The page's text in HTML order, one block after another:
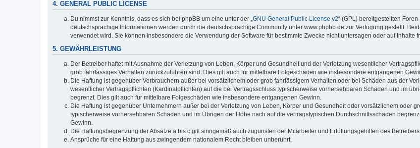
4. GENERAL PUBLIC LICENSE
Du nimmst zur Kenntnis, dass es sich bei phpBB um eine unter der „ GNU General Public License v2“ (GPL) bereitgestellten
deutschsprachige Informationen werden durch die deutschsprachige Community unter www.phpbb.de zur Verfügung gestellt.
verwendet wird. Sie können insbesondere die Verwendung der Software für bestimmte Zwecke nicht untersagen oder auf Inhalte
5. GEWÄHRLEISTUNG
Der Betreiber haftet mit Ausnahme der Verletzung von Leben, Körper und Gesundheit und der Verletzung wesentlicher
grob fahrlässiges Verhalten zurückzuführen sind. Dies gilt auch für mittelbare Folgeschäden wie insbesondere entgangenen
Die Haftung ist gegenüber Verbrauchern außer bei vorsätzlichem oder grob fahrlässigem Verhalten oder bei Schäden aus der
wesentlicher Vertragspflichten (Kardinalpflichten) auf die bei Vertragsschluss typischerweise vorhersehbaren Schäden und im
begrenzt. Dies gilt auch für mittelbare Folgeschäden wie insbesondere entgangenen Gewinn.
Die Haftung ist gegenüber Unternehmern außer bei der Verletzung von Leben, Körper und Gesundheit oder vorsätzlichem oder
typischerweise vorhersehbaren Schäden und im Übrigen der Höhe nach auf die vertragstypischen Durchschnittsschäden
Gewinn.
Die Haftungsbegrenzung der Absätze a bis c gilt sinngemäß auch zugunsten der Mitarbeiter und Erfüllungsgehilfen des
Ansprüche für eine Haftung aus zwingendem nationalem Recht bleiben unberührt.